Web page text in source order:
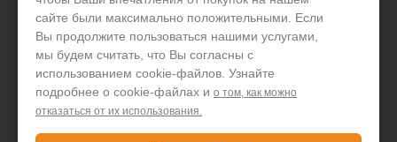
сайте были максимально положительными. Если
Вы продолжите пользоваться нашими услугами,
мы будем считать, что Вы согласны с
использованием cookie-файлов. Узнайте
подробнее о cookie-файлах и о том, как можно
отказаться от их использования.
Организациям
Акции и скидки
Блог